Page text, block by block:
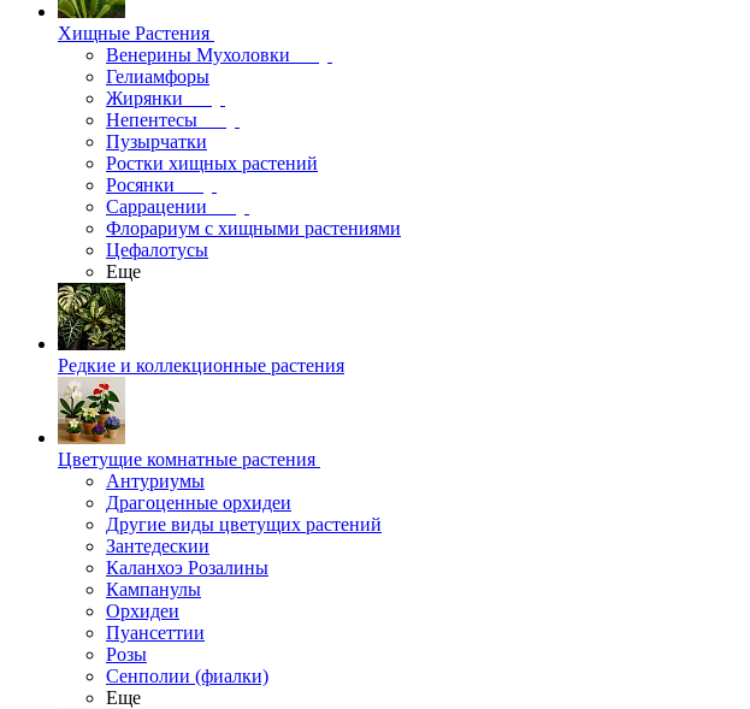
Хищные Растения
Венерины Мухоловки
Гелиамфоры
Жирянки
Непентесы
Пузырчатки
Ростки хищных растений
Росянки
Саррацении
Флорариум с хищными растениями
Цефалотусы
Еще
Редкие и коллекционные растения
Цветущие комнатные растения
Антуриумы
Драгоценные орхидеи
Другие виды цветущих растений
Зантедескии
Каланхоэ Розалины
Кампанулы
Орхидеи
Пуансеттии
Розы
Сенполии (фиалки)
Еще